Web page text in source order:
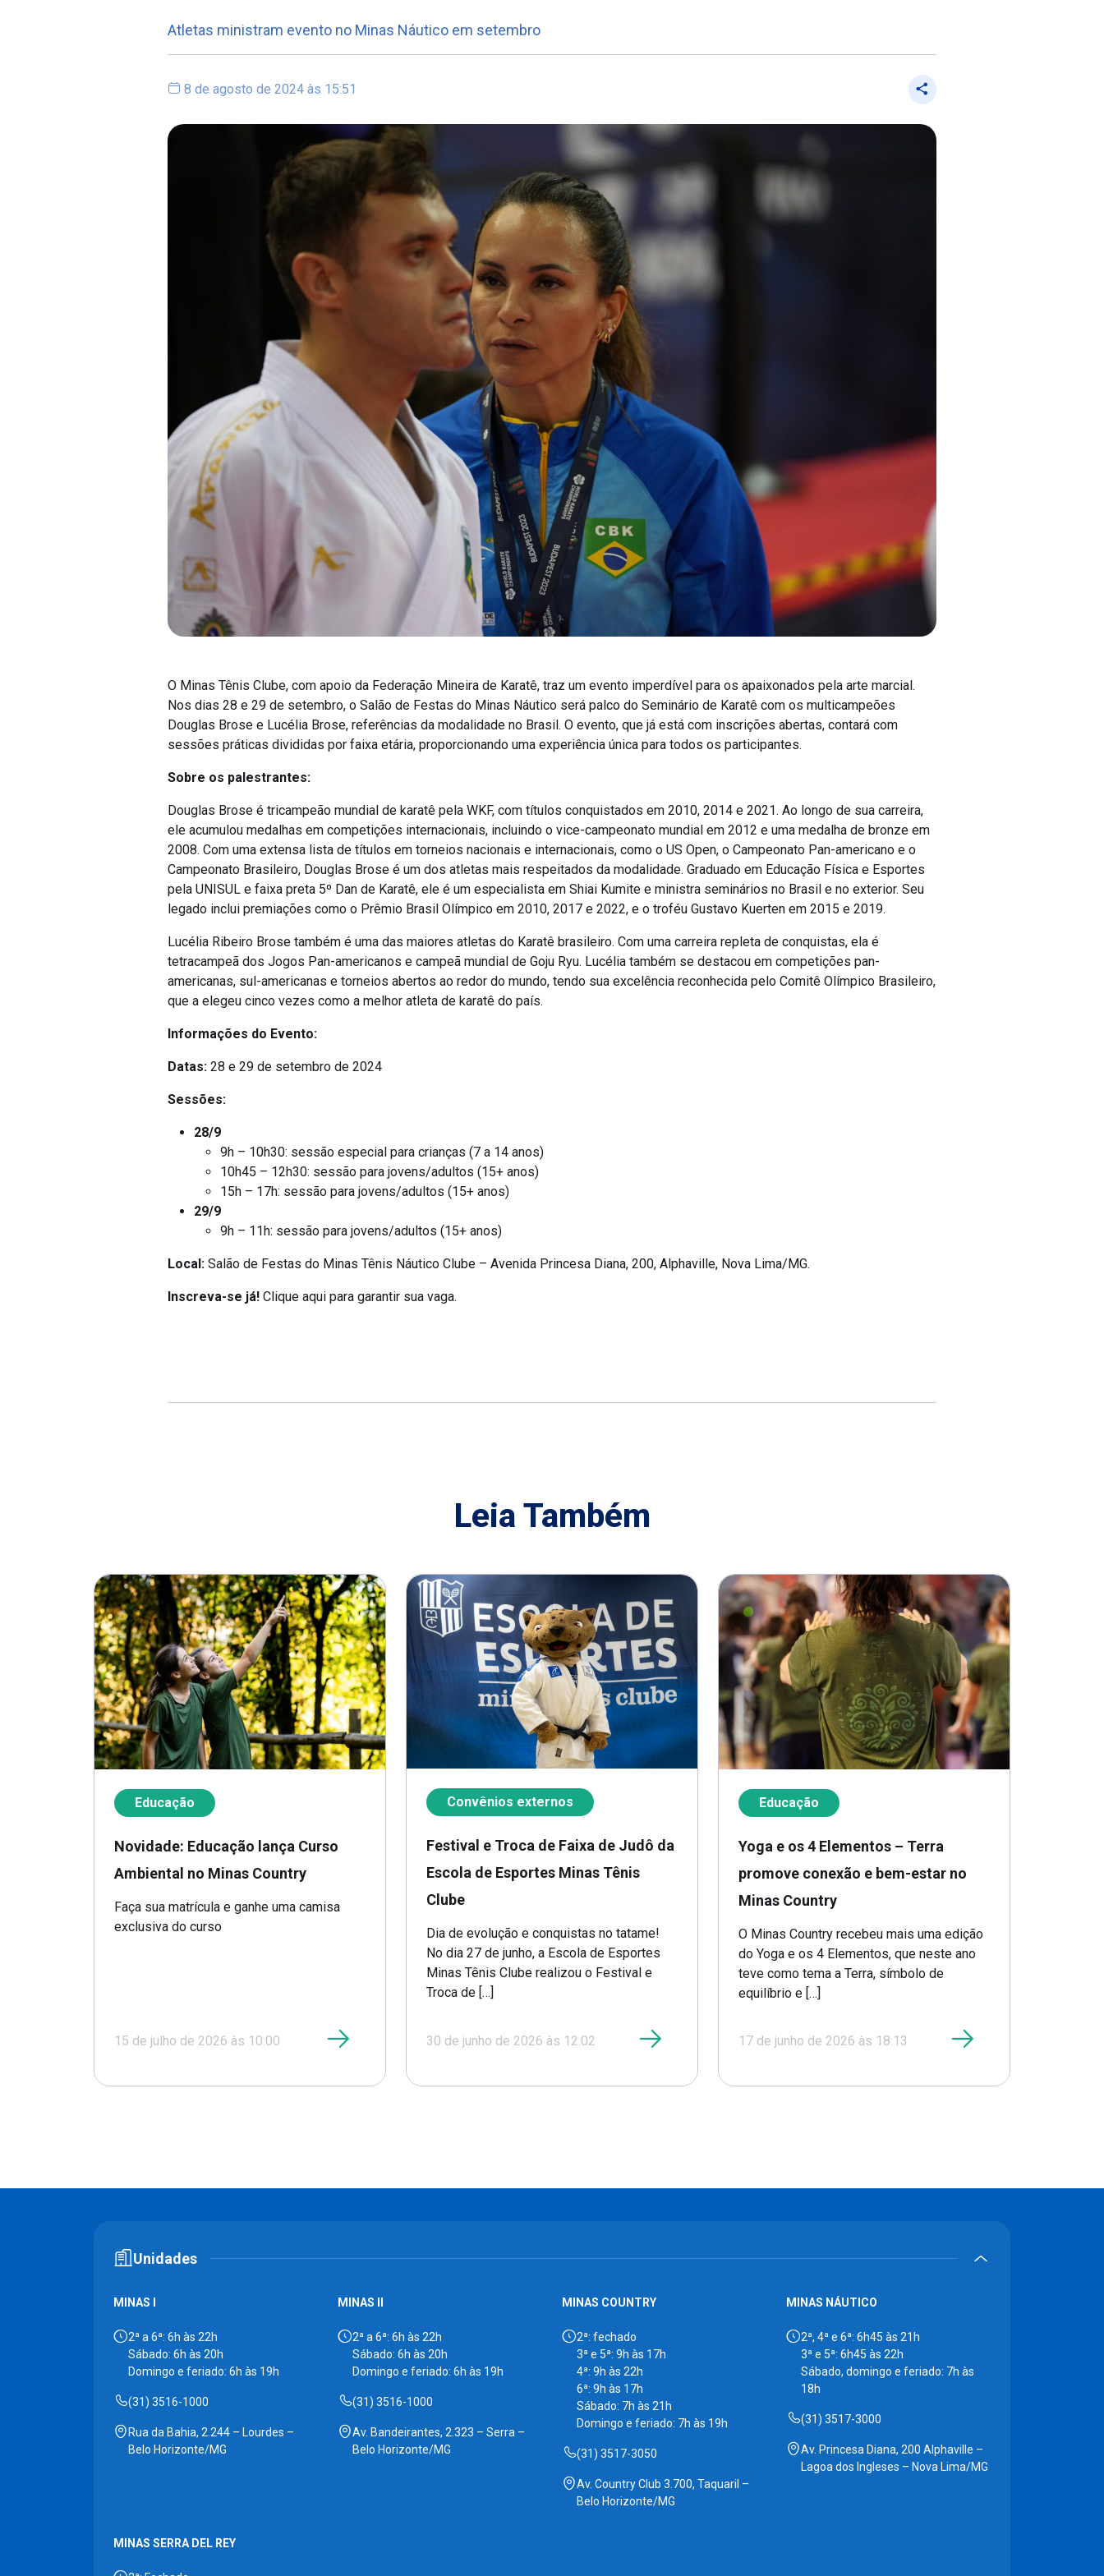
Atletas ministram evento no Minas Náutico em setembro
8 de agosto de 2024 às 15:51
O Minas Tênis Clube, com apoio da Federação Mineira de Karatê, traz um evento imperdível para os apaixonados pela arte marcial.
Nos dias 28 e 29 de setembro, o Salão de Festas do Minas Náutico será palco do Seminário de Karatê com os multicampeões
Douglas Brose e Lucélia Brose, referências da modalidade no Brasil. O evento, que já está com inscrições abertas, contará com
sessões práticas divididas por faixa etária, proporcionando uma experiência única para todos os participantes.
Sobre os palestrantes:
Douglas Brose é tricampeão mundial de karatê pela WKF, com títulos conquistados em 2010, 2014 e 2021. Ao longo de sua carreira,
ele acumulou medalhas em competições internacionais, incluindo o vice-campeonato mundial em 2012 e uma medalha de bronze em
2008. Com uma extensa lista de títulos em torneios nacionais e internacionais, como o US Open, o Campeonato Pan-americano e o
Campeonato Brasileiro, Douglas Brose é um dos atletas mais respeitados da modalidade. Graduado em Educação Física e Esportes
pela UNISUL e faixa preta 5º Dan de Karatê, ele é um especialista em Shiai Kumite e ministra seminários no Brasil e no exterior. Seu
legado inclui premiações como o Prêmio Brasil Olímpico em 2010, 2017 e 2022, e o troféu Gustavo Kuerten em 2015 e 2019.
Lucélia Ribeiro Brose também é uma das maiores atletas do Karatê brasileiro. Com uma carreira repleta de conquistas, ela é
tetracampeã dos Jogos Pan-americanos e campeã mundial de Goju Ryu. Lucélia também se destacou em competições pan-
americanas, sul-americanas e torneios abertos ao redor do mundo, tendo sua excelência reconhecida pelo Comitê Olímpico Brasileiro,
que a elegeu cinco vezes como a melhor atleta de karatê do país.
Informações do Evento:
Datas: 28 e 29 de setembro de 2024
Sessões:
28/9
9h – 10h30: sessão especial para crianças (7 a 14 anos)
10h45 – 12h30: sessão para jovens/adultos (15+ anos)
15h – 17h: sessão para jovens/adultos (15+ anos)
29/9
9h – 11h: sessão para jovens/adultos (15+ anos)
Local: Salão de Festas do Minas Tênis Náutico Clube – Avenida Princesa Diana, 200, Alphaville, Nova Lima/MG.
Inscreva-se já! Clique aqui para garantir sua vaga.
Leia Também
Educação
Novidade: Educação lança Curso
Ambiental no Minas Country
Faça sua matrícula e ganhe uma camisa
exclusiva do curso
15 de julho de 2026 às 10:00
Convênios externos
Festival e Troca de Faixa de Judô da
Escola de Esportes Minas Tênis
Clube
Dia de evolução e conquistas no tatame!
No dia 27 de junho, a Escola de Esportes
Minas Tênis Clube realizou o Festival e
Troca de […]
30 de junho de 2026 às 12:02
Educação
Yoga e os 4 Elementos – Terra
promove conexão e bem-estar no
Minas Country
O Minas Country recebeu mais uma edição
do Yoga e os 4 Elementos, que neste ano
teve como tema a Terra, símbolo de
equilíbrio e […]
17 de junho de 2026 às 18:13
Unidades
MINAS I
2ª a 6ª: 6h às 22h
Sábado: 6h às 20h
Domingo e feriado: 6h às 19h
(31) 3516-1000
Rua da Bahia, 2.244 – Lourdes –
Belo Horizonte/MG
MINAS II
2ª a 6ª: 6h às 22h
Sábado: 6h às 20h
Domingo e feriado: 6h às 19h
(31) 3516-1000
Av. Bandeirantes, 2.323 – Serra –
Belo Horizonte/MG
MINAS COUNTRY
2ª: fechado
3ª e 5ª: 9h às 17h
4ª: 9h às 22h
6ª: 9h às 17h
Sábado: 7h às 21h
Domingo e feriado: 7h às 19h
(31) 3517-3050
Av. Country Club 3.700, Taquaril –
Belo Horizonte/MG
MINAS NÁUTICO
2ª, 4ª e 6ª: 6h45 às 21h
3ª e 5ª: 6h45 às 22h
Sábado, domingo e feriado: 7h às
18h
(31) 3517-3000
Av. Princesa Diana, 200 Alphaville –
Lagoa dos Ingleses – Nova Lima/MG
MINAS SERRA DEL REY